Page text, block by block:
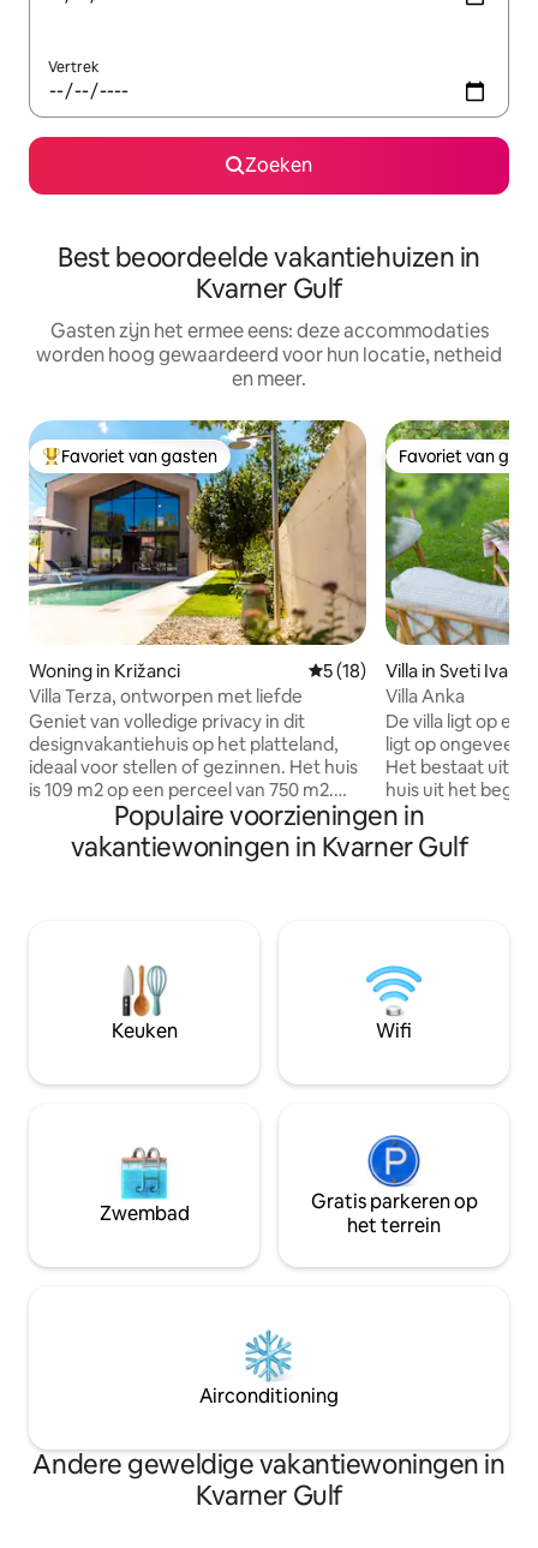
Vertrek
Zoeken
Best beoordeelde vakantiehuizen in
Kvarner Gulf
Gasten zijn het ermee eens: deze accommodaties
worden hoog gewaardeerd voor hun locatie, netheid
en meer.
Topfavoriet van gasten
Favoriet van gasten
Woning in Križanci Gemiddelde beoordeling
5 (18)
Villa Terza, ontworpen met liefde
Geniet van volledige privacy in dit
designvakantiehuis op het platteland,
ideaal voor stellen of gezinnen. Het huis
is 109 m2 op een perceel van 750 m2.
Het huis biedt twee comfortabele
slaapkamers met een badkamer, een
woonkamer, een volledig uitgeruste
gelegen in het centrum van Istrië,
waardoor het een uitstekende
uitvalsbasis is om het hele schiereiland te
verkennen. Overdekte parkeerplaats
Favoriet van
Favoriet van
Villa in Sveti Ivan
Villa Anka
De villa ligt op
ligt op ongeveer
Het bestaat uit
huis uit het begin
een nieuw deel,
grote glazen
interieur van het
oppervlakte van
eeuwenoude
kunnen bieden
twee tuinen met
Populaire voorzieningen in
vakantiewoningen in Kvarner Gulf
Keuken Wifi
Zwembad
Gratis parkeren op
het terrein
Airconditioning
Andere geweldige vakantiewoningen in
Kvarner Gulf